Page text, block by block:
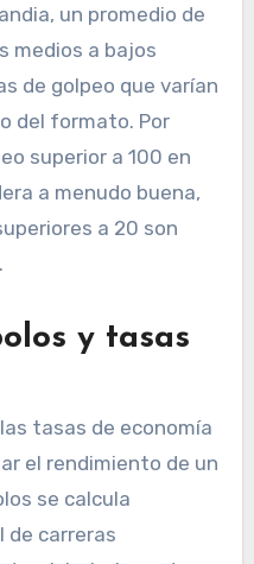
un promedio de
medios a bajos
de golpeo que varían
del formato. Por
superior a 100 en
a menudo buena,
a 20 son
y tasas
tasas de economía
el rendimiento de un
se calcula
de carreras